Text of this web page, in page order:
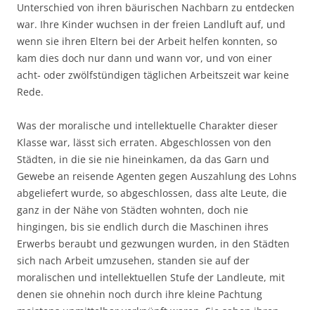
Unterschied von ihren bäurischen Nachbarn zu entdecken
war. Ihre Kinder wuchsen in der freien Landluft auf, und
wenn sie ihren Eltern bei der Arbeit helfen konnten, so
kam dies doch nur dann und wann vor, und von einer
acht- oder zwölfstündigen täglichen Arbeitszeit war keine
Rede.
Was der moralische und intellektuelle Charakter dieser
Klasse war, lässt sich erraten. Abgeschlossen von den
Städten, in die sie nie hineinkamen, da das Garn und
Gewebe an reisende Agenten gegen Auszahlung des Lohns
abgeliefert wurde, so abgeschlossen, dass alte Leute, die
ganz in der Nähe von Städten wohnten, doch nie
hingingen, bis sie endlich durch die Maschinen ihres
Erwerbs beraubt und gezwungen wurden, in den Städten
sich nach Arbeit umzusehen, standen sie auf der
moralischen und intellektuellen Stufe der Landleute, mit
denen sie ohnehin noch durch ihre kleine Pachtung